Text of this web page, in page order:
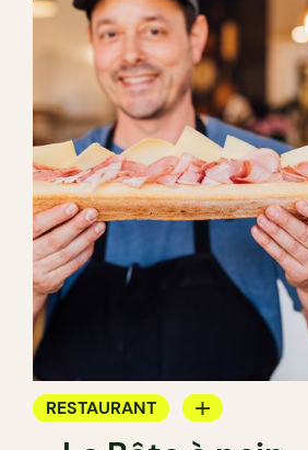
RESTAURANT